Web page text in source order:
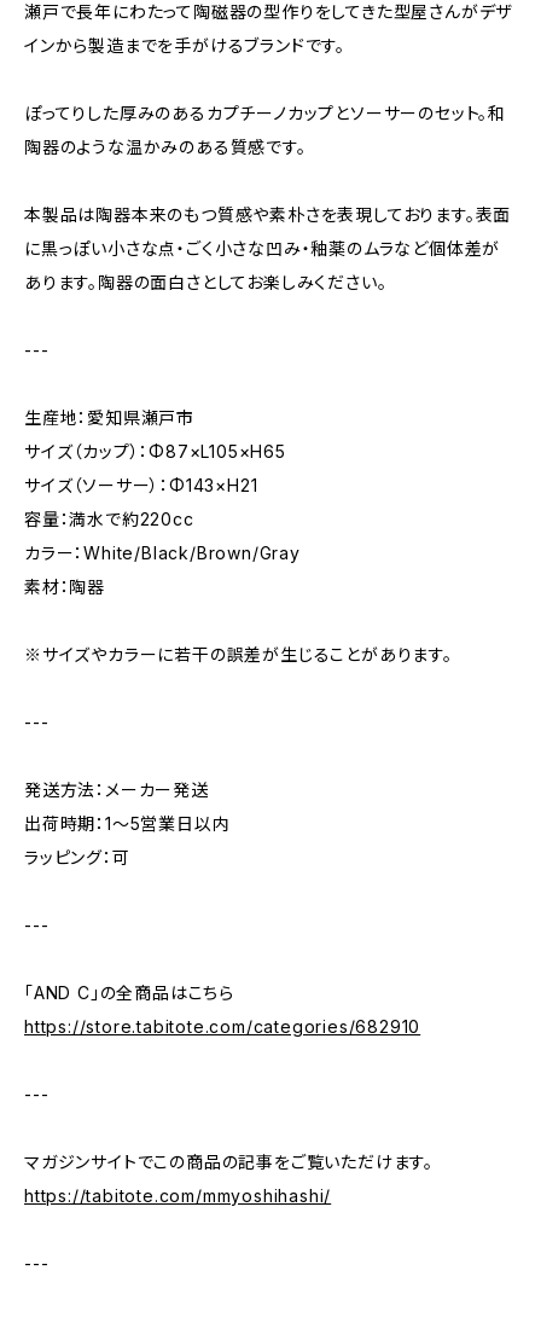
瀬戸で長年にわたって陶磁器の型作りをしてきた型屋さんがデザ
インから製造までを手がけるブランドです。
ぽってりした厚みのあるカプチーノカップとソーサーのセット。和
陶器のような温かみのある質感です。
本製品は陶器本来のもつ質感や素朴さを表現しております。表面
に黒っぽい小さな点・ごく小さな凹み・釉薬のムラなど個体差が
あります。陶器の面白さとしてお楽しみください。
---
生産地：愛知県瀬戸市
サイズ（カップ）：Φ87×L105×H65
サイズ（ソーサー）：Φ143×H21
容量：満水で約220cc
カラー：White/Black/Brown/Gray
素材：陶器
※サイズやカラーに若干の誤差が生じることがあります。
---
発送方法：メーカー発送
出荷時期：1〜5営業日以内
ラッピング：可
---
「AND C」の全商品はこちら
https://store.tabitote.com/categories/682910
---
マガジンサイトでこの商品の記事をご覧いただけます。
https://tabitote.com/mmyoshihashi/
---